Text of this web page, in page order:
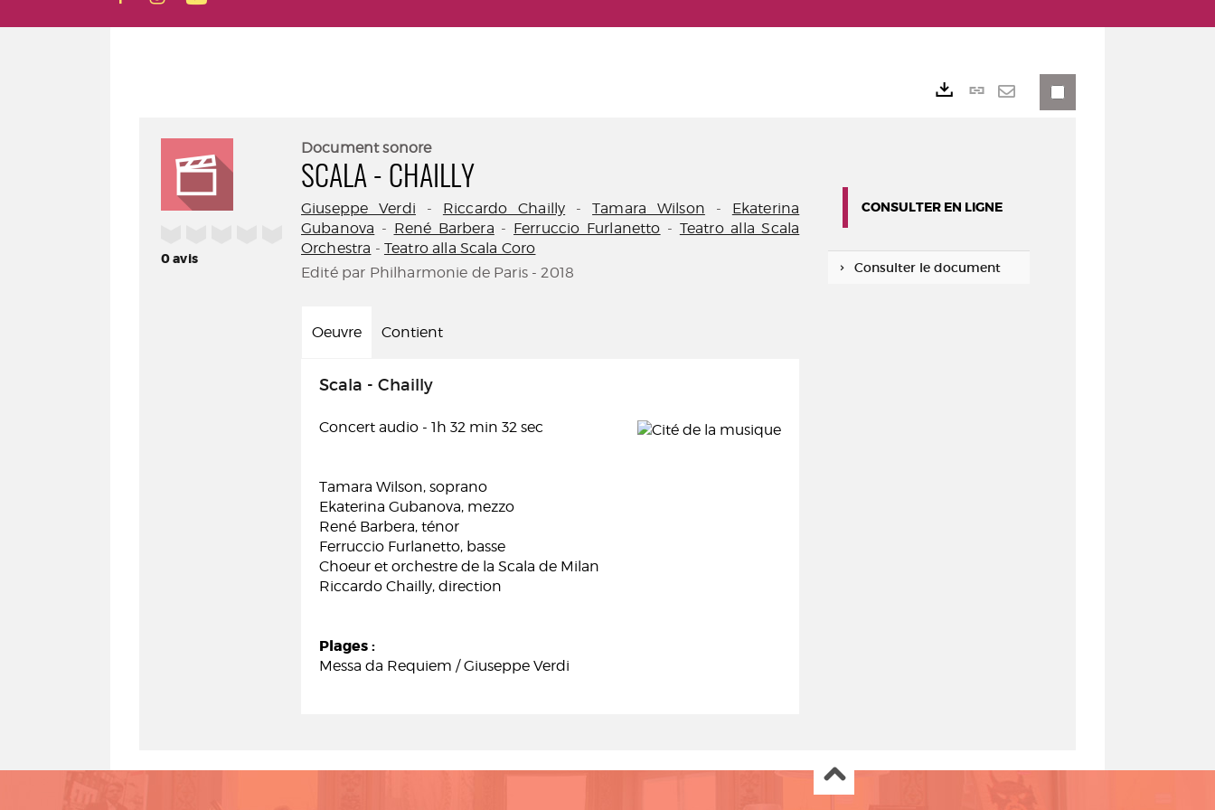
0avis
Document sonore
SCALA - CHAILLY
Giuseppe Verdi - Riccardo Chailly -Tamara Wilson - Ekaterina
Gubanova - René Barbera - Ferruccio Furlanetto - Teatro alla Scala
Orchestra - Teatro alla Scala Coro
Edité par Philharmonie de Paris - 2018
Oeuvre Contient
Scala - Chailly
Concert audio - 1h 32 min 32 sec
Tamara Wilson, soprano
Ekaterina Gubanova, mezzo
René Barbera, ténor
Ferruccio Furlanetto, basse
Choeur et orchestre de la Scala de Milan
Riccardo Chailly, direction
Plages :
Messa da Requiem / Giuseppe Verdi
Lien
CONSULTER EN LIGNE
Consulter le document